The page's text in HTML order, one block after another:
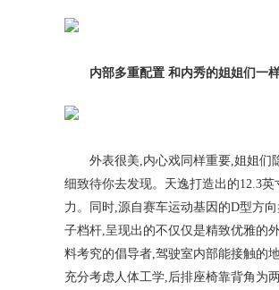
内部多重配置 和内秀的姐姐们一
外表很美,内心戏同样重要,姐姐们
细致待你去发现。天逸打造出的12.3
力。同时,源自赛车运动基因的D型方
子档杆,呈现出的不仅仅是精致优雅的
料考究的倡导者,驾驶室内部能接触的
充分考虑人体工学,后排座椅靠背角为